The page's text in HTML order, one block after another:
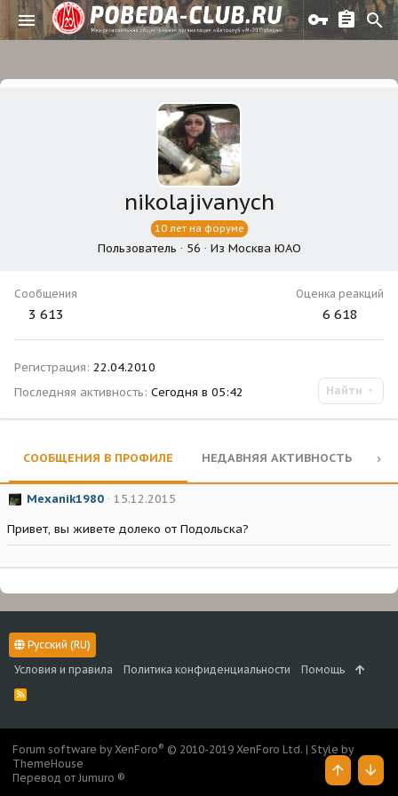
nikolajivanych
10 лет на форуме
Пользователь · 56 · Из Москва ЮАО
Сообщения
3 613
Оценка реакций
6 618
Регистрация 22.04.2010
Последняя активность Сегодня в 05:42 Найти
СООБЩЕНИЯ В ПРОФИЛЕ НЕДАВНЯЯ АКТИВНОСТЬ
Mexanik1980 15.12.2015
Привет, вы живете долеко от Подольска?
Русский (RU)
Условия и правила
Политика конфиденциальности Помощь
R
Forum software by XenForo® © 2010-2019 XenForo Ltd. | Style by
ThemeHouse
Перевод от Jumuro ®
Верх Низ